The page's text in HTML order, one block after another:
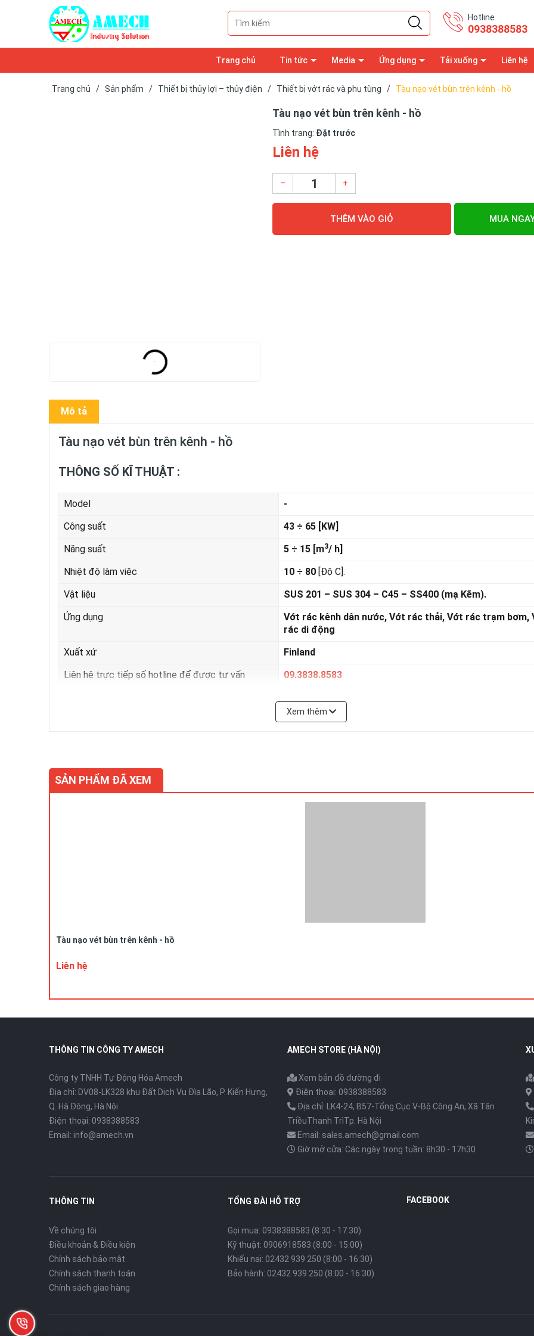
Hotline
0938388583
Trang chủ Tin tức Media Ứng dụng Tải xuống Liên hệ
Trang chủ / Sản phẩm / Thiết bị thủy lợi – thủy điện / Thiết bị vớt rác và phụ tùng / Tàu nạo vét bùn trên kênh - hồ
Tàu nạo vét bùn trên kênh - hồ
Tình trạng: Đặt trước
Liên hệ
– +
THÊM VÀO GIỎ MUA
Mô tả
Tàu nạo vét bùn trên kênh - hồ
THÔNG SỐ KĨ THUẬT :
Model
-
Công suất
43 ÷ 65 [KW]
Năng suất
5 ÷ 15 [m3/ h]
Nhiệt độ làm việc
10 ÷ 80 [Độ C].
Vật liệu
SUS 201 – SUS 304 – C45 – SS400 (mạ Kẽm).
Ứng dụng
Vớt rác kênh dân nước, Vớt rác thải, Vớt rác trạm bơm,
rác di động
Xuất xứ
Finland
Liên hệ trực tiếp số hotline để được tư vấn
09.3838.8583
Ngoài các loại tiêu chuẩn thì chúng tôi cần nhận tư vấn, cung cấp các loại máy vớt rác, thiết bị vớt rác theo yêu cầu đặt hàng!
Xem thêm
SẢN PHẨM ĐÃ XEM
Tàu nạo vét bùn trên kênh - hồ
Liên hệ
THÔNG TIN CÔNG TY AMECH
Công ty TNHH Tự Động Hóa Amech
Địa chỉ: DV08-LK328 khu Đất Dịch Vụ Đìa Lão, P. Kiến Hưng,
Q. Hà Đông, Hà Nội
Điện thoại: 0938388583
Email: info@amech.vn
AMECH STORE (HÀ NỘI)
Xem bản đồ đường đi
Điện thoại: 0938388583
Địa chỉ: LK4-24, B57-Tổng Cục V-Bộ Công An, Xã Tân
TriềuThanh TrìTp. Hà Nội
Email: sales.amech@gmail.com
Giờ mở cửa: Các ngày trong tuần: 8h30 - 17h30
THÔNG TIN
Về chúng tôi
Điều khoản & Điều kiện
Chính sách bảo mật
Chính sách thanh toán
Chính sách giao hàng
TỔNG ĐÀI HỖ TRỢ
Gọi mua: 0938388583 (8:30 - 17:30)
Kỹ thuật: 0906918583 (8:00 - 15:00)
Khiếu nại: 02432 939 250 (8:00 - 16:30)
Bảo hành: 02432 939 250 (8:00 - 16:30)
FACEBOOK